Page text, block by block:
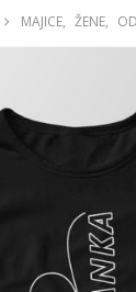
MAJICE, ŽENE,